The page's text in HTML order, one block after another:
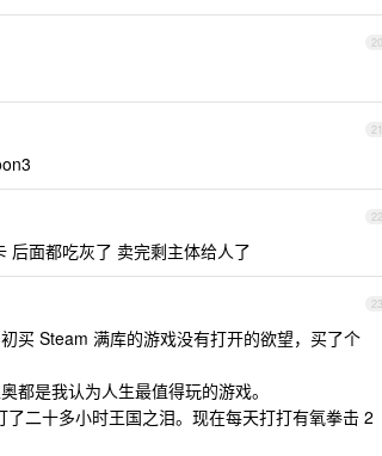
20
21
22
后面都吃灰了 卖完剩主体给人了
23
买 Steam 满库的游戏没有打开的欲望，买了个
都是我认为人生最值得玩的游戏。
二十多小时王国之泪。现在每天打打有氧拳击 2